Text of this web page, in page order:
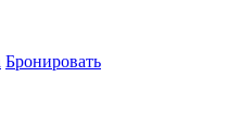
Бронировать